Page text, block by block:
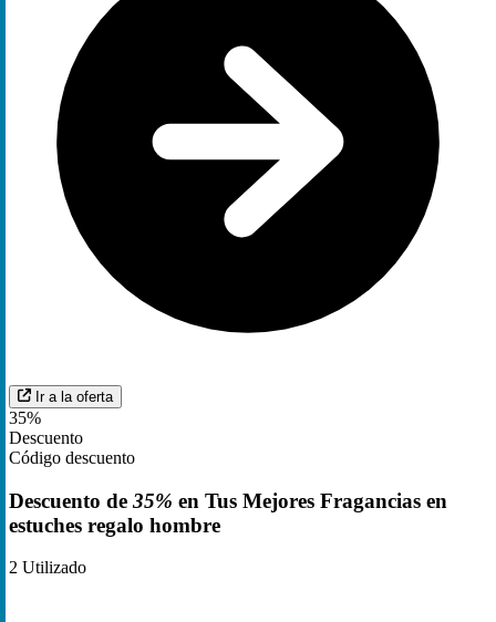
Ir a la oferta
35%
Descuento
Código descuento
Descuento de 35% en Tus Mejores Fragancias en
estuches regalo hombre
2 Utilizado